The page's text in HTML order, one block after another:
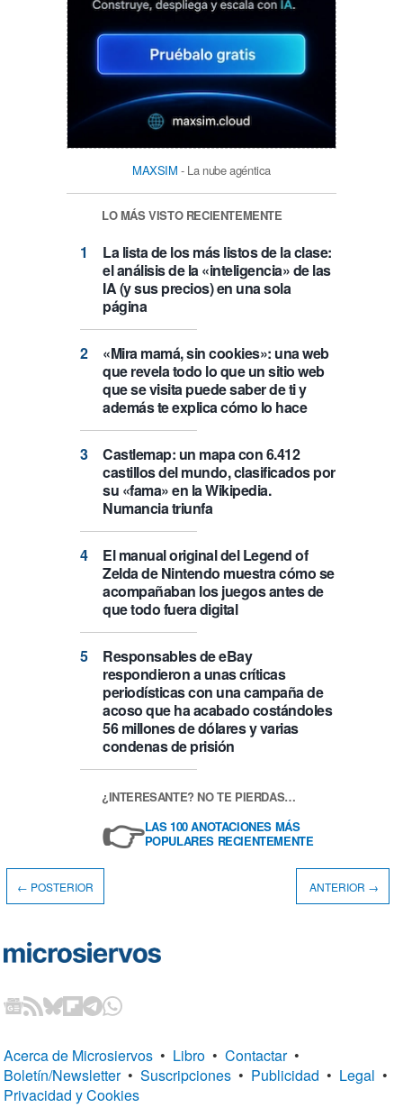
MAXSIM - La nube agéntica
LO MÁS VISTO RECIENTEMENTE
La lista de los más listos de la clase:
el análisis de la «inteligencia» de las
IA (y sus precios) en una sola
página
«Mira mamá, sin cookies»: una web
que revela todo lo que un sitio web
que se visita puede saber de ti y
además te explica cómo lo hace
Castlemap: un mapa con 6.412
castillos del mundo, clasificados por
su «fama» en la Wikipedia.
Numancia triunfa
El manual original del Legend of
Zelda de Nintendo muestra cómo se
acompañaban los juegos antes de
que todo fuera digital
Responsables de eBay
respondieron a unas críticas
periodísticas con una campaña de
acoso que ha acabado costándoles
56 millones de dólares y varias
condenas de prisión
¿INTERESANTE? NO TE PIERDAS…
👉LAS 100 ANOTACIONES MÁS
POPULARES RECIENTEMENTE
← POSTERIOR ANTERIOR →
Acerca de Microsiervos • Libro • Contactar •
Boletín/Newsletter • Suscripciones • Publicidad • Legal •
Privacidad y Cookies